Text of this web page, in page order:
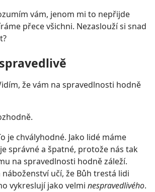
vám, jenom mi to nepřijde
přece všichni. Nezaslouží si snad
že vám na spravedlnosti hodně
je chvályhodné. Jako lidé máme
správné a špatné, protože nás tak
na spravedlnosti hodně záleží.
náboženství učí, že Bůh trestá lidi
vykreslují jako velmi nespravedlivého.